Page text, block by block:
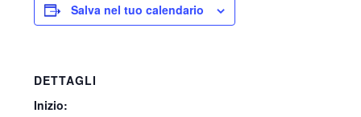
Salva nel tuo calendario
DETTAGLI
Inizio: